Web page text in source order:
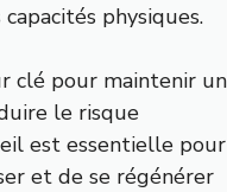
physiques.
clé pour maintenir un
le risque
est essentielle pour
et de se régénérer